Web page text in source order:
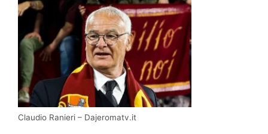
Claudio Ranieri – Dajeromatv.it